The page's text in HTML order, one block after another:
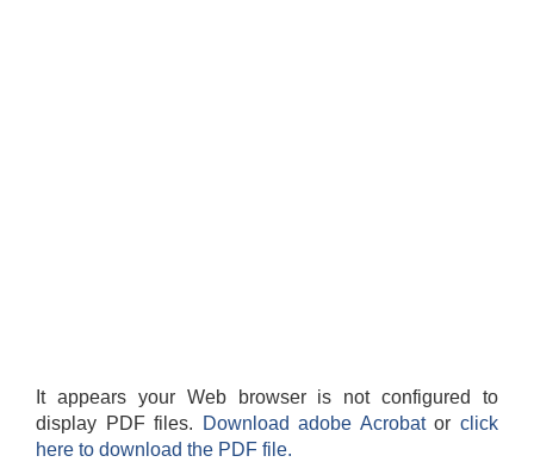
It appears your Web browser is not configured to
display PDF files.
Download adobe Acrobatorclick
here to download the PDF file.